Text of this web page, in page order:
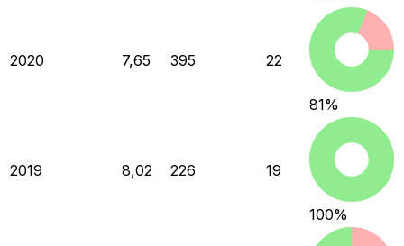
2020 7,65 395 22
81%
2019 8,02 226 19
100%